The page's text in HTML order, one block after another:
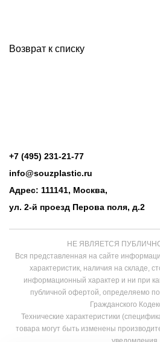
Возврат к списку
+7 (495) 231-21-77
info@souzplastic.ru
Адрес: 111141, Москва,
ул. 2-й проезд Перова поля, д.2
НЕ ЯВЛЯЕТСЯ
Вся представленная на сайте
характеристик, наличия на складе,
информационный характер и ни при
публичной офертой, определяемо
Гражданского
Технические характеристики
товара могут быть изменены